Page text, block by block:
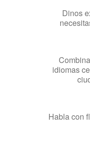
Dinos
idiomas